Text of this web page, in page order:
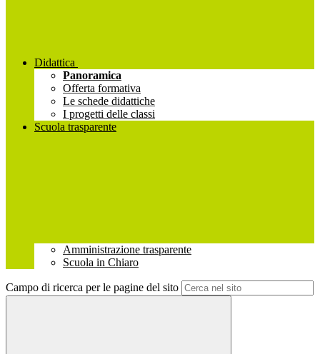
Didattica
Panoramica
Offerta formativa
Le schede didattiche
I progetti delle classi
Scuola trasparente
Amministrazione trasparente
Scuola in Chiaro
Campo di ricerca per le pagine del sito